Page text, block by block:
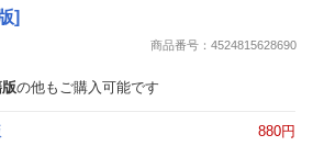
]
商品番号：4524815628690
の他もご購入可能です
880円